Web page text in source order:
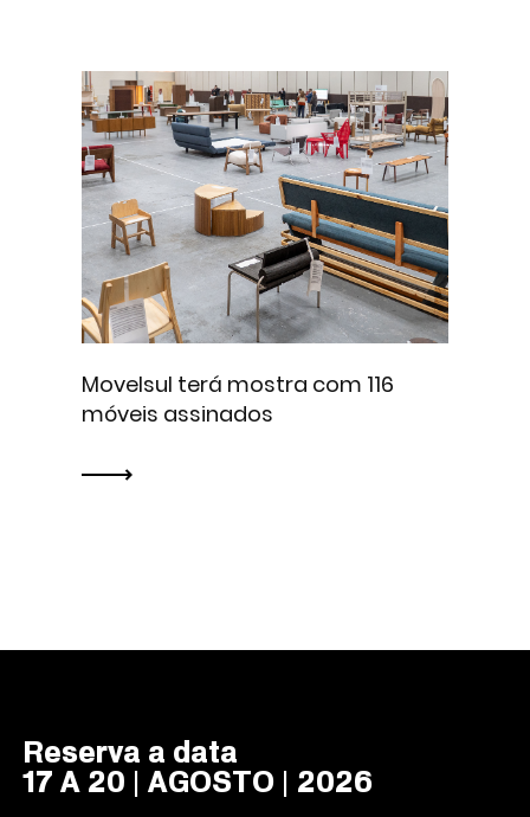
Movelsul terá mostra com 116
móveis assinados
Reserva a data
17 A 20 | AGOSTO | 2026